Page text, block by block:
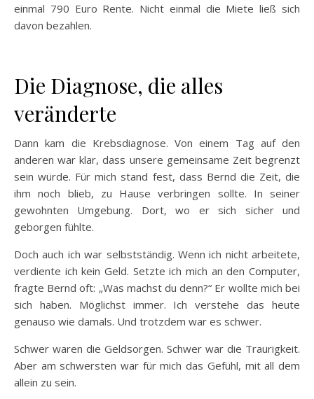
einmal 790 Euro Rente. Nicht einmal die Miete ließ sich
davon bezahlen.
Die Diagnose, die alles
veränderte
Dann kam die Krebsdiagnose. Von einem Tag auf den
anderen war klar, dass unsere gemeinsame Zeit begrenzt
sein würde. Für mich stand fest, dass Bernd die Zeit, die
ihm noch blieb, zu Hause verbringen sollte. In seiner
gewohnten Umgebung. Dort, wo er sich sicher und
geborgen fühlte.
Doch auch ich war selbstständig. Wenn ich nicht arbeitete,
verdiente ich kein Geld. Setzte ich mich an den Computer,
fragte Bernd oft: „Was machst du denn?“ Er wollte mich bei
sich haben. Möglichst immer. Ich verstehe das heute
genauso wie damals. Und trotzdem war es schwer.
Schwer waren die Geldsorgen. Schwer war die Traurigkeit.
Aber am schwersten war für mich das Gefühl, mit all dem
allein zu sein.